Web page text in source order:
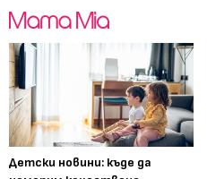
Детски новини: къде да